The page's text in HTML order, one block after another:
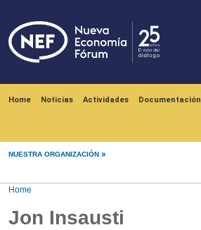
Home Noticias Actividades Documentación
NUESTRA ORGANIZACIÓN
Home
Jon Insausti